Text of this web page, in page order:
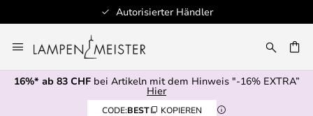
Autorisierter Händler
Inhalt
springen
16%* ab 83 CHFbei Artikeln mit dem Hinweis "-16% EXTRA”
Hier
CODE:BEST KOPIEREN